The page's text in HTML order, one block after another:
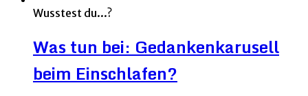
Wusstest du...?
Was tun bei: Gedankenkarusell
beim Einschlafen?